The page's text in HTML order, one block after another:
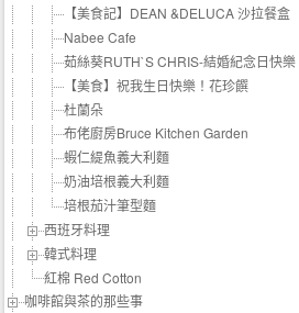
【美食記】DEAN &DELUCA 沙拉餐盒
Nabee Cafe
茹絲葵RUTH`S CHRIS-結婚紀念日快樂
【美食】祝我生日快樂！花珍饌
杜蘭朵
布佬廚房Bruce Kitchen Garden
蝦仁緹魚義大利麵
奶油培根義大利麵
培根茄汁筆型麵
西班牙料理
韓式料理
紅棉 Red Cotton
咖啡館與茶的那些事